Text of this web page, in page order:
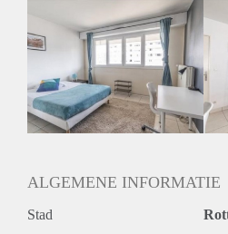
ALGEMENE INFORMATIE
Stad